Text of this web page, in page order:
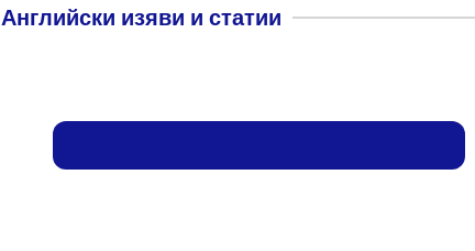
Английски изяви и статии